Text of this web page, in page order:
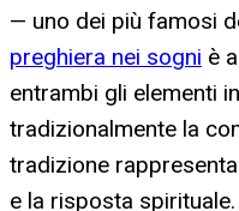
— uno dei più famosi
preghiera nei sogni è
entrambi gli elementi
tradizionalmente la
tradizione
e la risposta spirituale.